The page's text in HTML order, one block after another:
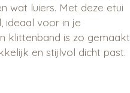
wat luiers. Met deze etui
ideaal voor in je
klittenband is zo gemaakt
en stijlvol dicht past.